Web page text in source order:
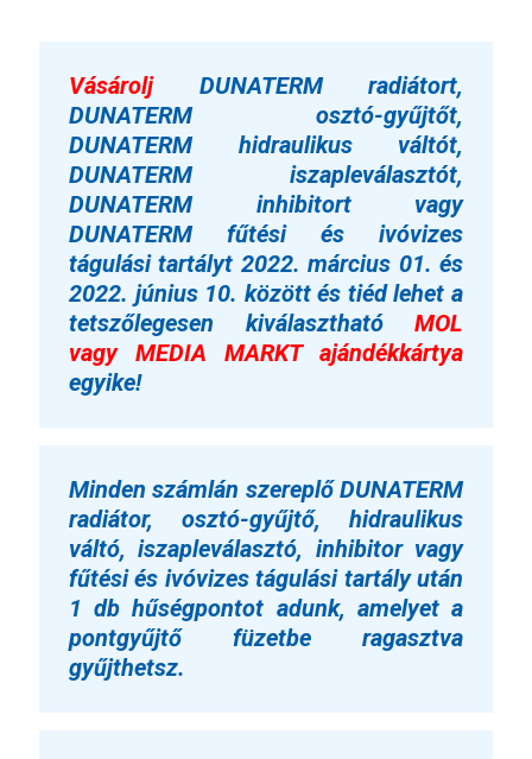
Vásárolj
DUNATERM radiátort,
DUNATERM osztó-gyűjtőt,
DUNATERM hidraulikus váltót,
DUNATERM iszapleválasztót,
DUNATERM inhibitort vagy
DUNATERM fűtési és ivóvizes
tágulási tartályt 2022. március 01. és
2022. június 10. között és tiéd lehet a
tetszőlegesen kiválasztható MOL
vagy MEDIA MARKT ajándékkártya
egyike!
Minden számlán szereplő DUNATERM
radiátor, osztó-gyűjtő, hidraulikus
váltó, iszapleválasztó, inhibitor vagy
fűtési és ivóvizes tágulási tartály után
1 db hűségpontot adunk, amelyet a
pontgyűjtő füzetbe ragasztva
gyűjthetsz.